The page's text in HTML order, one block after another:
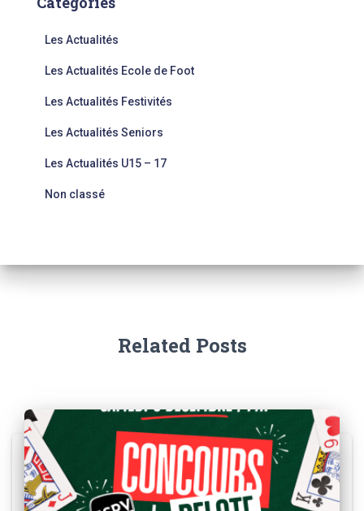
Les Actualités
Les Actualités Ecole de Foot
Les Actualités Festivités
Les Actualités Seniors
Les Actualités U15 – 17
Non classé
Related Posts